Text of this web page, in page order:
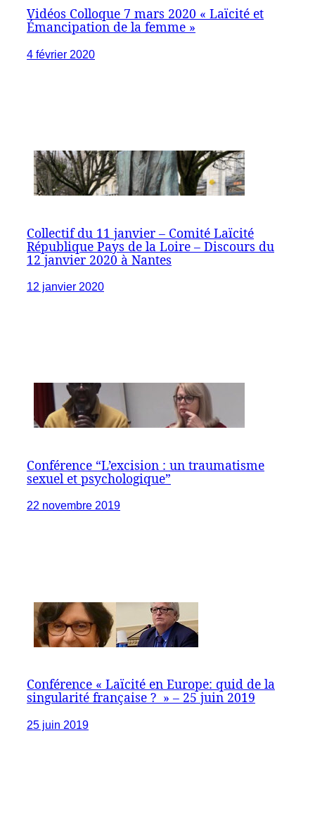
Vidéos Colloque 7 mars 2020 « Laïcité et
Émancipation de la femme »
4 février 2020
Collectif du 11 janvier – Comité Laïcité
République Pays de la Loire – Discours du
12 janvier 2020 à Nantes
12 janvier 2020
Conférence “L’excision : un traumatisme
sexuel et psychologique”
22 novembre 2019
Conférence « Laïcité en Europe: quid de la
singularité française ? » – 25 juin 2019
25 juin 2019